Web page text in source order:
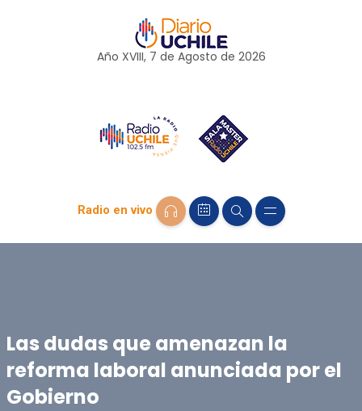
Año XVIII, 7 de Agosto de 2026
Radio en vivo
Las dudas que amenazan la
reforma laboral anunciada por el
Gobierno